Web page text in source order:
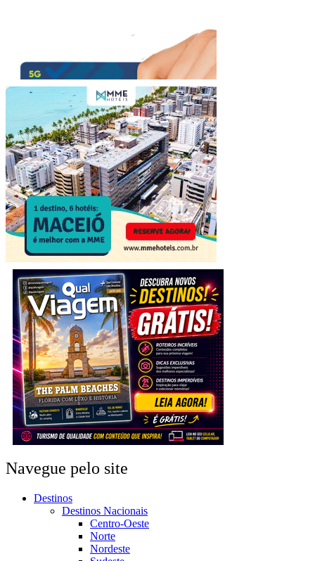
Navegue pelo site
Destinos
Destinos Nacionais
Centro-Oeste
Norte
Nordeste